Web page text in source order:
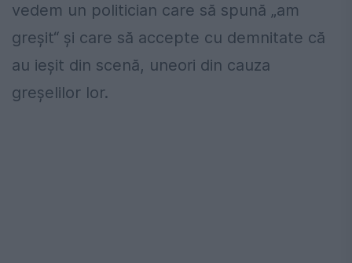
vedem un politician care să spună „am
greșit“ și care să accepte cu demnitate că
au ieșit din scenă, uneori din cauza
greșelilor lor.